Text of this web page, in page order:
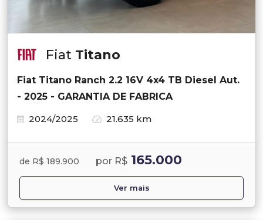
Fiat Titano
Fiat Titano Ranch 2.2 16V 4x4 TB Diesel Aut.
- 2025 - GARANTIA DE FABRICA
2024/2025
21.635 km
de R$ 189.900 por R$ 165.000
Ver mais